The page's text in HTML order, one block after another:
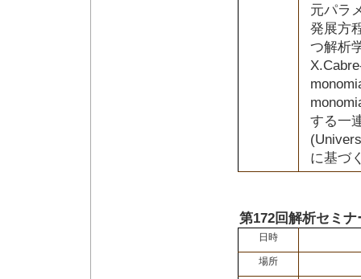
元パラ
発展方
つ解析
する一
に基づ
第172回解析セミナ
日時
場所